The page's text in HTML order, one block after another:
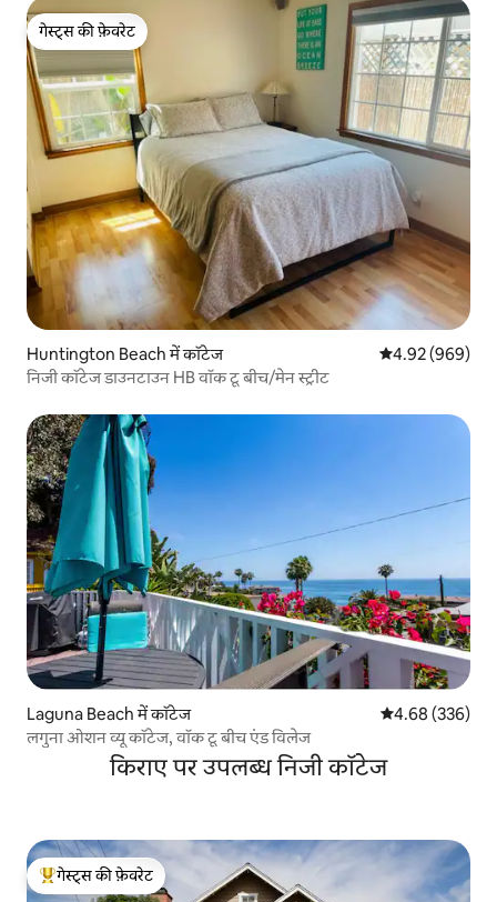
गेस्ट्स की फ़ेवरेट
गेस्ट्स की फ़ेवरेट
Huntington Beach में कॉटेज औसत रेटिंग 5 में से
4.92 (969)
निजी कॉटेज डाउनटाउन HB वॉक टू बीच/मेन स्ट्रीट
Laguna Beach में कॉटेज औसत रेटिंग 5 में से
4.68 (336)
लगुना ओशन व्यू कॉटेज, वॉक टू बीच एंड विलेज
किराए पर उपलब्ध निजी कॉटेज
गेस्ट्स का टॉप फ़ेवरेट
गेस्ट्स की फ़ेवरेट